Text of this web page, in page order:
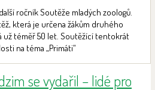
ročník Soutěže mladých zoologů.
která je určena žákům druhého
už téměř 50 let. Soutěžící tentokrát
na téma „Primáti“
se vydařil – lidé pro